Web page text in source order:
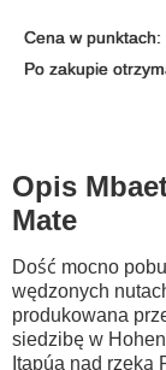
Cena w punktach:
Po zakupie
Opis
Mate
Dość mocno
wędzonych
produkowana
siedzibę w
Itapúa nad rzeką